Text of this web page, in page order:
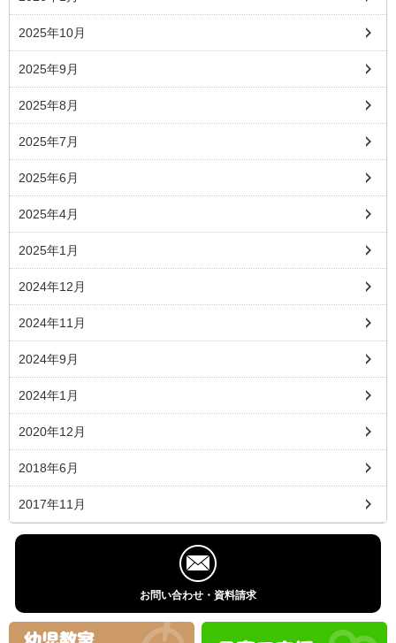
2025年10月
2025年9月
2025年8月
2025年7月
2025年6月
2025年4月
2025年1月
2024年12月
2024年11月
2024年9月
2024年1月
2020年12月
2018年6月
2017年11月
お問い合わせ・資料請求